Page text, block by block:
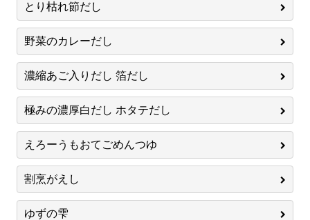
とり枯れ節だし
野菜のカレーだし
濃縮あご入りだし 箔だし
極みの濃厚白だし ホタテだし
えろーうもおてごめんつゆ
割烹がえし
ゆずの雫